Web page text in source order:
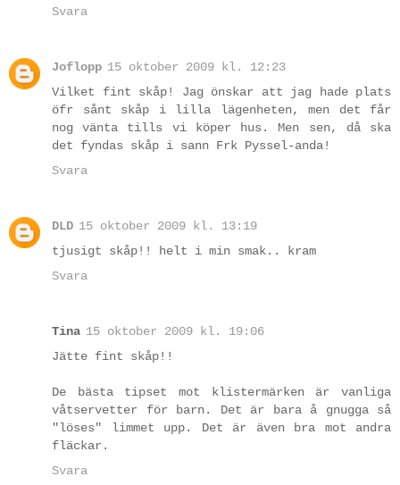
Svara
Joflopp 15 oktober 2009 kl. 12:23
Vilket fint skåp! Jag önskar att jag hade plats
öfr sånt skåp i lilla lägenheten, men det får
nog vänta tills vi köper hus. Men sen, då ska
det fyndas skåp i sann Frk Pyssel-anda!
Svara
DLD 15 oktober 2009 kl. 13:19
tjusigt skåp!! helt i min smak.. kram
Svara
Tina 15 oktober 2009 kl. 19:06
Jätte fint skåp!!
De bästa tipset mot klistermärken är vanliga
våtservetter för barn. Det är bara å gnugga så
"löses" limmet upp. Det är även bra mot andra
fläckar.
Svara